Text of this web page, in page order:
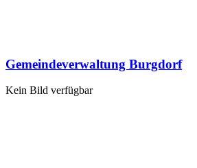
Gemeindeverwaltung Burgdorf
Kein Bild verfügbar